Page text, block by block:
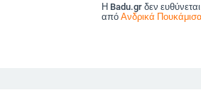
Η Badu.gr δεν
από Ανδρικά Πουκάμισα